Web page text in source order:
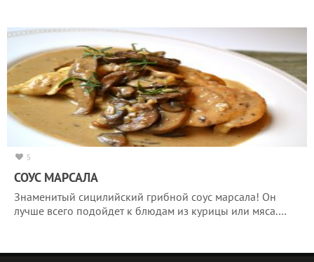
5
СОУС МАРСАЛА
Знаменитый сицилийский грибной соус марсала! Он
лучше всего подойдет к блюдам из курицы или мяса.…